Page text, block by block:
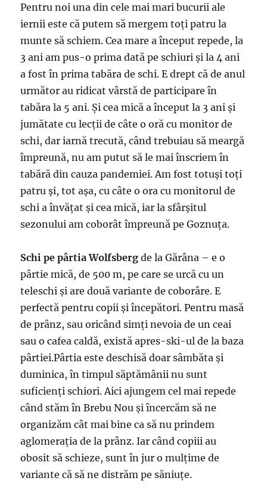
Pentru noi una din cele mai mari bucurii ale
iernii este că putem să mergem toți patru la
munte să schiem. Cea mare a început repede, la
3 ani am pus-o prima dată pe schiuri și la 4 ani
a fost în prima tabăra de schi. E drept că de anul
următor au ridicat vârstă de participare în
tabăra la 5 ani. Și cea mică a început la 3 ani și
jumătate cu lecții de câte o oră cu monitor de
schi, dar iarnă trecută, când trebuiau să meargă
împreună, nu am putut să le mai înscriem în
tabără din cauza pandemiei. Am fost totuși toți
patru și, tot așa, cu câte o ora cu monitorul de
schi a învățat și cea mică, iar la sfârșitul
sezonului am coborât împreună pe Goznuța.
Schi pe pârtia Wolfsberg de la Gărâna – e o
pârtie mică, de 500 m, pe care se urcă cu un
teleschi și are două variante de coborâre. E
perfectă pentru copii și începători. Pentru masă
de prânz, sau oricând simți nevoia de un ceai
sau o cafea caldă, există apres-ski-ul de la baza
pârtiei.Pârtia este deschisă doar sâmbăta și
duminica, în timpul săptămânii nu sunt
suficienți schiori. Aici ajungem cel mai repede
când stăm în Brebu Nou și încercăm să ne
organizăm cât mai bine ca să nu prindem
aglomerația de la prânz. Iar când copiii au
obosit să schieze, sunt în jur o mulțime de
variante că să ne distrăm pe săniuțe.